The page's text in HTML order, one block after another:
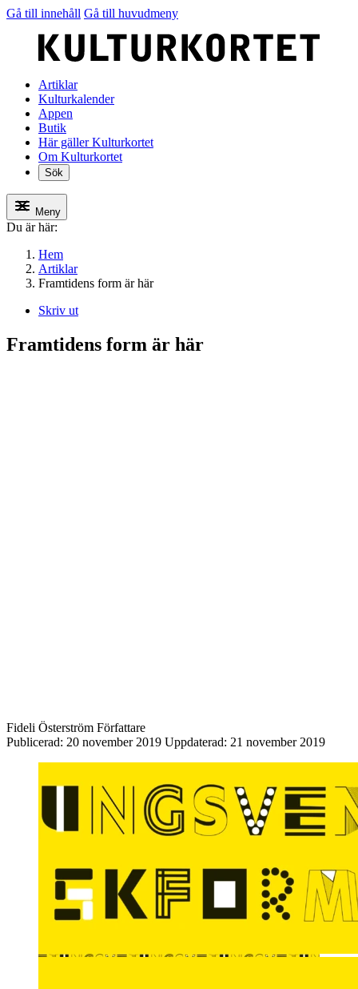
Gå till innehåll Gå till huvudmeny
Artiklar
Kulturkalender
Appen
Butik
Här gäller Kulturkortet
Om Kulturkortet
Sök
Meny
Du är här:
Hem
Artiklar
Framtidens form är här
Skriv ut
Framtidens form är här
Fideli Österström Författare
Publicerad: 20 november 2019 Uppdaterad: 21 november 2019